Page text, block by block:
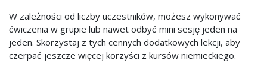
W zależności od liczby uczestników, możesz wykonywać
ćwiczenia w grupie lub nawet odbyć mini sesję jeden na
jeden. Skorzystaj z tych cennych dodatkowych lekcji, aby
czerpać jeszcze więcej korzyści z kursów niemieckiego.